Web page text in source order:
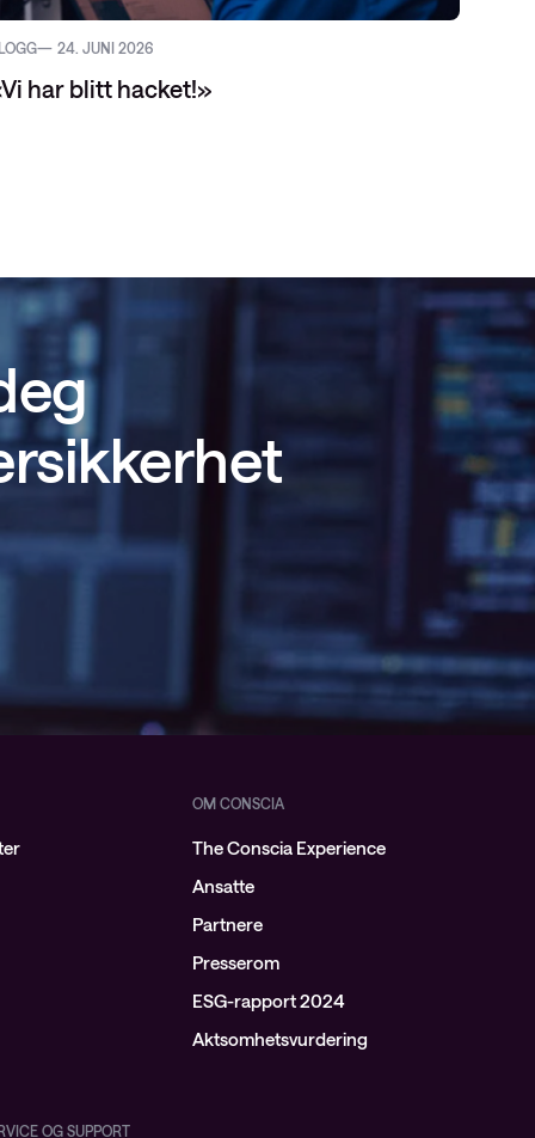
24. JUNI 2026
har blitt hacket!»
OM CONSCIA
The Conscia Experience
Ansatte
Partnere
Presserom
ESG-rapport 2024
Aktsomhetsvurdering
OG SUPPORT